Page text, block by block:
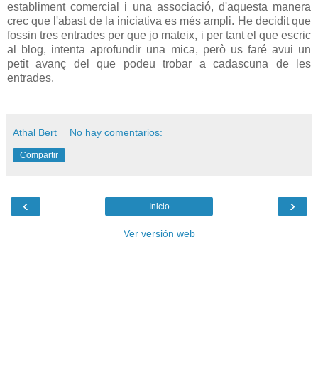
establiment comercial i una associació, d'aquesta manera
crec que l'abast de la iniciativa es més ampli. He decidit que
fossin tres entrades per que jo mateix, i per tant el que escric
al blog, intenta aprofundir una mica, però us faré avui un
petit avanç del que podeu trobar a cadascuna de les
entrades.
Athal Bert No hay comentarios:
Compartir
‹ ›
Inicio
Ver versión web